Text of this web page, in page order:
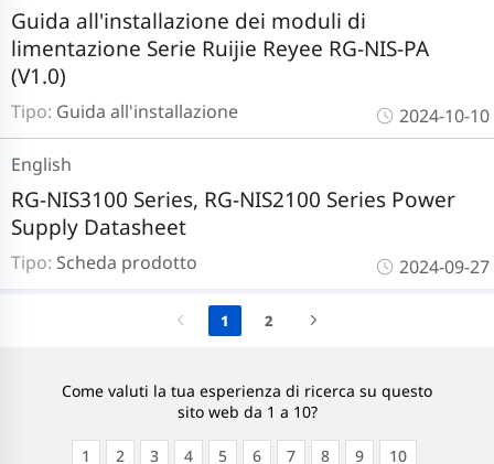
Tipo: Guida all'installazione
Guida all'installazione dei moduli di
limentazione Serie Ruijie Reyee RG-NIS-PA
(V1.0)
2024-10-10
Tipo: Scheda prodotto
RG-NIS3100 Series, RG-NIS2100 Series Power
Supply Datasheet
English
2024-09-27
1 2
Come valuti la tua esperienza di ricerca su questo
sito web da 1 a 10?
1 2 3 4 5 6 7 8 9
10